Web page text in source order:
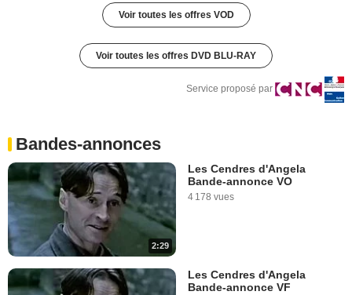
Voir toutes les offres VOD
Voir toutes les offres DVD BLU-RAY
Service proposé par
Bandes-annonces
2:29
Les Cendres d'Angela
Bande-annonce VO
4 178 vues
Les Cendres d'Angela
Bande-annonce VF